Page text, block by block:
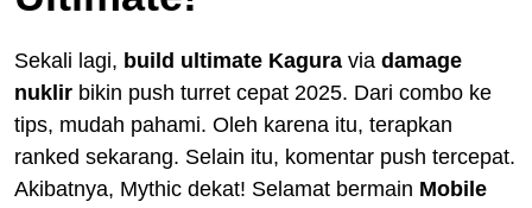
Sekali lagi, build ultimate Kagura via damage
nuklir bikin push turret cepat 2025. Dari combo ke
tips, mudah pahami. Oleh karena itu, terapkan
ranked sekarang. Selain itu, komentar push tercepat.
Akibatnya, Mythic dekat! Selamat bermain Mobile